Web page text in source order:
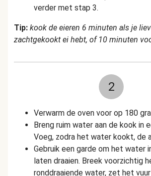
verder met stap 3.
Tip: kook de eieren 6 minuten als je
zachtgekookt ei hebt, of 10 minuten
2
Verwarm de oven voor op 180
Breng ruim water aan de kook in
Voeg, zodra het water kookt, de
Gebruik een garde om het water
laten draaien. Breek voorzichtig
ronddraaiende water, zet het